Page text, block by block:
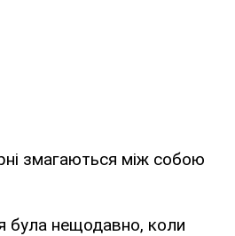
змагаються між собою
була нещодавно, коли